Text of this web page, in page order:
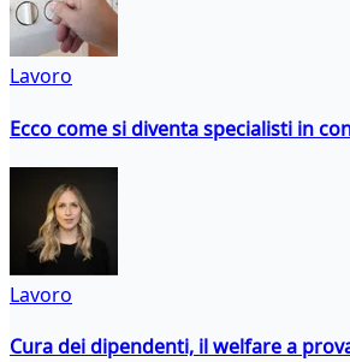
Lavoro
Ecco come si diventa specialisti in
Lavoro
Cura dei dipendenti, il welfare a